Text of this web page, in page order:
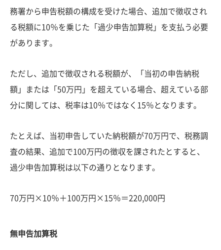
務署から申告税額の構成を受けた場合、追加で徴収され
る税額に10％を乗じた「過少申告加算税」を支払う必要
があります。
ただし、追加で徴収される税額が、「当初の申告納税
額」または「50万円」を超えている場合、超えている部
分に関しては、税率は10％ではなく15％となります。
たとえば、当初申告していた納税額が70万円で、税務調
査の結果、追加で100万円の徴収を課されたとすると、
過少申告加算税は以下の通りとなります。
70万円×10％＋100万円×15％＝220,000円
無申告加算税